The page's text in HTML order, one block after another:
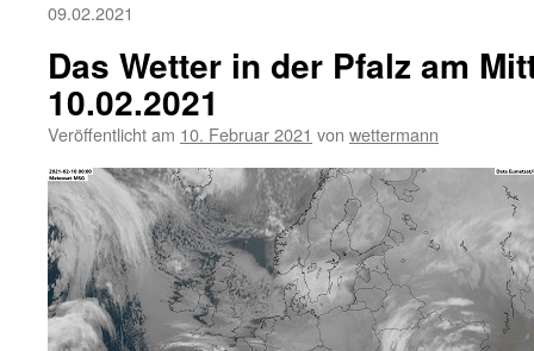
09.02.2021
Das Wetter in der Pfalz am
10.02.2021
Veröffentlicht am 10. Februar 2021 von wettermann